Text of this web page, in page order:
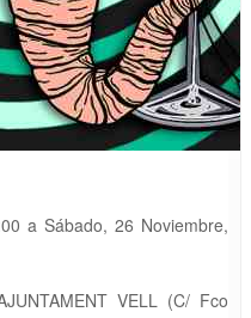
a Sábado, 26 Noviembre,
VELL (C/ Fco